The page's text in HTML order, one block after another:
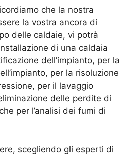
che la nostra
la vostra ancora di
delle caldaie, vi potrà
di una caldaia
dell’impianto, per la
per la risoluzione
per il lavaggio
delle perdite di
per l’analisi dei fumi di
scegliendo gli esperti di